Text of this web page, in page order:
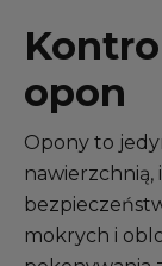
INFORMACJE
AKTUALNOŚCI
PROMOCJE
OFERTA
GAMA
opon
Opony to
nawierzchnią,
mokrych i